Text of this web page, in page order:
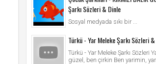
Şarkı Sözleri & Dinle
Sosyal medyada sıkı bir ...
Türkü - Yar Meleke Şarkı Sözleri
Türkü - Yar Meleke Şarkı Sözleri
güzel, ben çirkin Ben yarimin,